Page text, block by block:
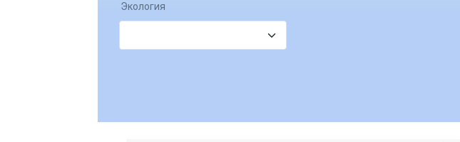
Экология